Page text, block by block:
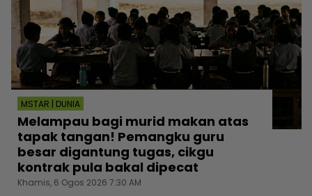
MSTAR | DUNIA
Melampau bagi murid makan atas
tapak tangan! Pemangku guru
besar digantung tugas, cikgu
kontrak pula bakal dipecat
Khamis, 6 Ogos 2026 7:30 AM